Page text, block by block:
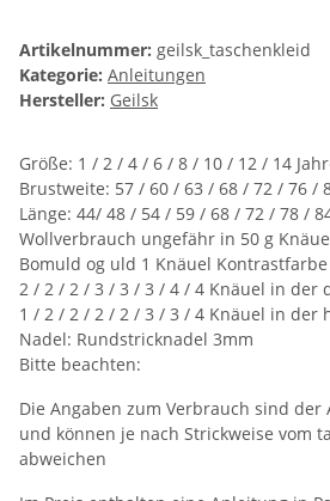
Artikelnummer: geilsk_taschenkleid
Kategorie: Anleitungen
Hersteller: Geilsk
Größe: 1 / 2 / 4 / 6 / 8 / 10 / 12 / 14
Brustweite: 57 / 60 / 63 / 68 / 72 / 76 /
Länge: 44/ 48 / 54 / 59 / 68 / 72 / 78 /
Wollverbrauch ungefähr in 50 g
Bomuld og uld 1 Knäuel Kontrastfarbe
2 / 2 / 2 / 3 / 3 / 3 / 4 / 4 Knäuel in der
1 / 2 / 2 / 2 / 2 / 3 / 3 / 4 Knäuel in der
Nadel: Rundstricknadel 3mm
Bitte beachten:
Die Angaben zum Verbrauch sind
und können je nach Strickweise vom
abweichen